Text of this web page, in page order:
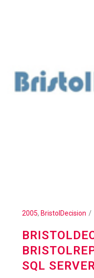
2005, BristolDecision
SQL